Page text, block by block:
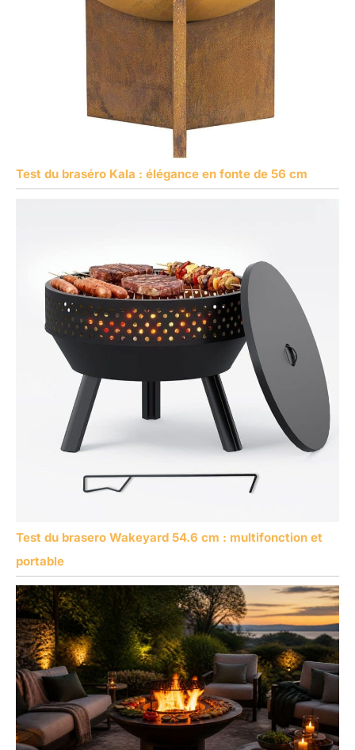
Test du braséro Kala : élégance en fonte de 56 cm
Test du brasero Wakeyard 54.6 cm : multifonction et
portable